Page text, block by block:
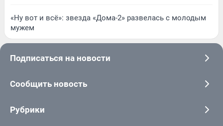
«Ну вот и всё»: звезда «Дома-2» развелась с молодым
мужем
Подписаться на новости
Сообщить новость
Рубрики